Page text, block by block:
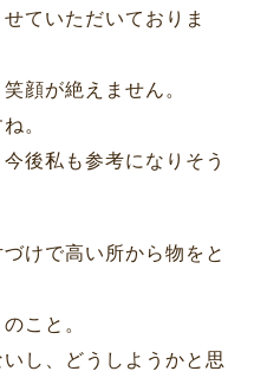
ていただいておりま
顔が絶えません。
。
後私も参考になりそう
けで高い所から物をと
こと。
し、どうしようかと思